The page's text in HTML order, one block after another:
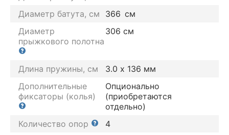
Диаметр батута, см
366 см
Диаметр
прыжкового полотна
306 см
Длина пружины, см
3.0 х 136 мм
Дополнительные
фиксаторы (колья)
Опционально
(приобретаются
отдельно)
Количество опор
4